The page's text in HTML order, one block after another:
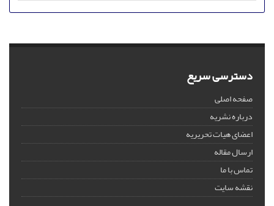
دسترسی سریع
صفحه اصلی
درباره نشریه
اعضای هیات تحریریه
ارسال مقاله
تماس با ما
نقشه سایت